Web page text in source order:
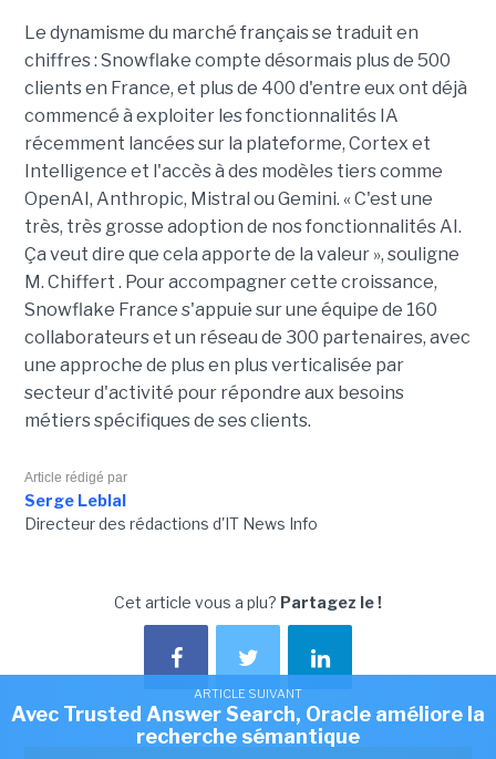
Le dynamisme du marché français se traduit en
chiffres : Snowflake compte désormais plus de 500
clients en France, et plus de 400 d'entre eux ont déjà
commencé à exploiter les fonctionnalités IA
récemment lancées sur la plateforme, Cortex et
Intelligence et l'accès à des modèles tiers comme
OpenAI, Anthropic, Mistral ou Gemini. « C'est une
très, très grosse adoption de nos fonctionnalités AI.
Ça veut dire que cela apporte de la valeur », souligne
M. Chiffert . Pour accompagner cette croissance,
Snowflake France s'appuie sur une équipe de 160
collaborateurs et un réseau de 300 partenaires, avec
une approche de plus en plus verticalisée par
secteur d'activité pour répondre aux besoins
métiers spécifiques de ses clients.
Article rédigé par
Serge Leblal
Directeur des rédactions d'IT News Info
Cet article vous a plu? Partagez le !
ARTICLE SUIVANT
Avec Trusted Answer Search, Oracle améliore la
recherche sémantique